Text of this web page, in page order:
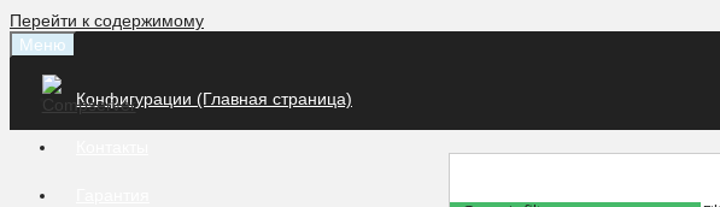
Перейти к содержимому
Меню
Конфигурации (Главная страница)